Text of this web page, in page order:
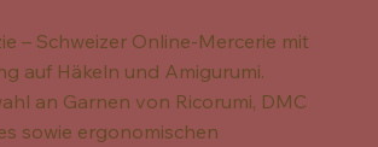
– Schweizer Online-Mercerie mit
auf Häkeln und Amigurumi.
an Garnen von Ricorumi, DMC
sowie ergonomischen